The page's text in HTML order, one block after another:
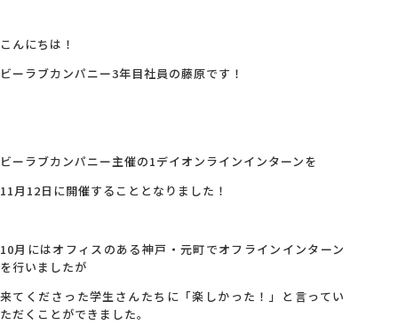
こんにちは！
ビーラブカンパニー3年目社員の藤原です！
ビーラブカンパニー主催の1デイオンラインインターンを
11月12日に開催することとなりました！
10月にはオフィスのある神戸・元町でオフラインインターン
を行いましたが
来てくださった学生さんたちに「楽しかった！」と言ってい
ただくことができました。